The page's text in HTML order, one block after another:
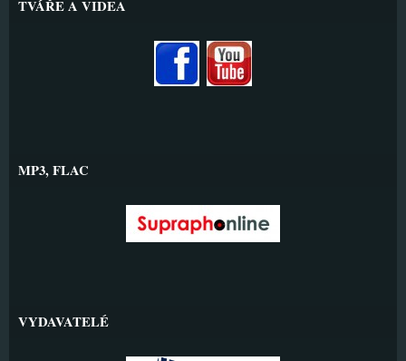
TVÁŘE A VIDEA
MP3, FLAC
VYDAVATELÉ